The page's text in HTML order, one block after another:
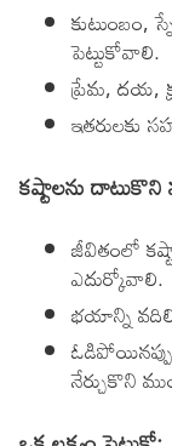
పెట్టుకోవాలి.
ప్రేమ, దయ,
ఇతరులకు
కష్టాలను దాటుకొని
జీవితంలో
ఎదుర్కోవాలి.
భయాన్ని
నేర్చుకొని